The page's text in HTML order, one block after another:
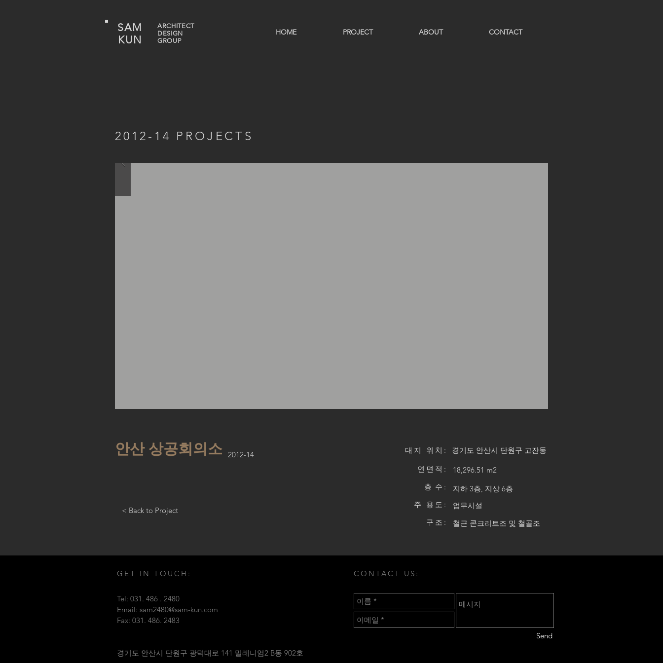
SAM
KUN
ARCHITECT
DESIGN
GROUP
HOME PROJECT ABOUT CONTACT
2012-14 PROJECTS
안산 상공회의소 2012-14
< Back to Project
대지 위치:
연면적:
층 수:
주 용도:
구조:
경기도 안산시 단원구 고잔동
18,296.51 m2
지하 3층, 지상 6층
업무시설
철근 콘크리트조 및 철골조
GET IN TOUCH:
Tel: 031. 486 . 2480
Email: sam2480@sam-kun.com
Fax: 031. 486. 2483
​경기도 안산시 단원구 광덕대로 141 밀레니엄2 B동 902호
CONTACT US:
Send